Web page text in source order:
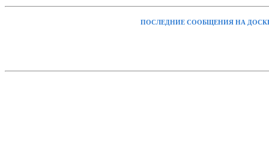
ПОСЛЕДНИЕ СООБЩЕНИЯ НА